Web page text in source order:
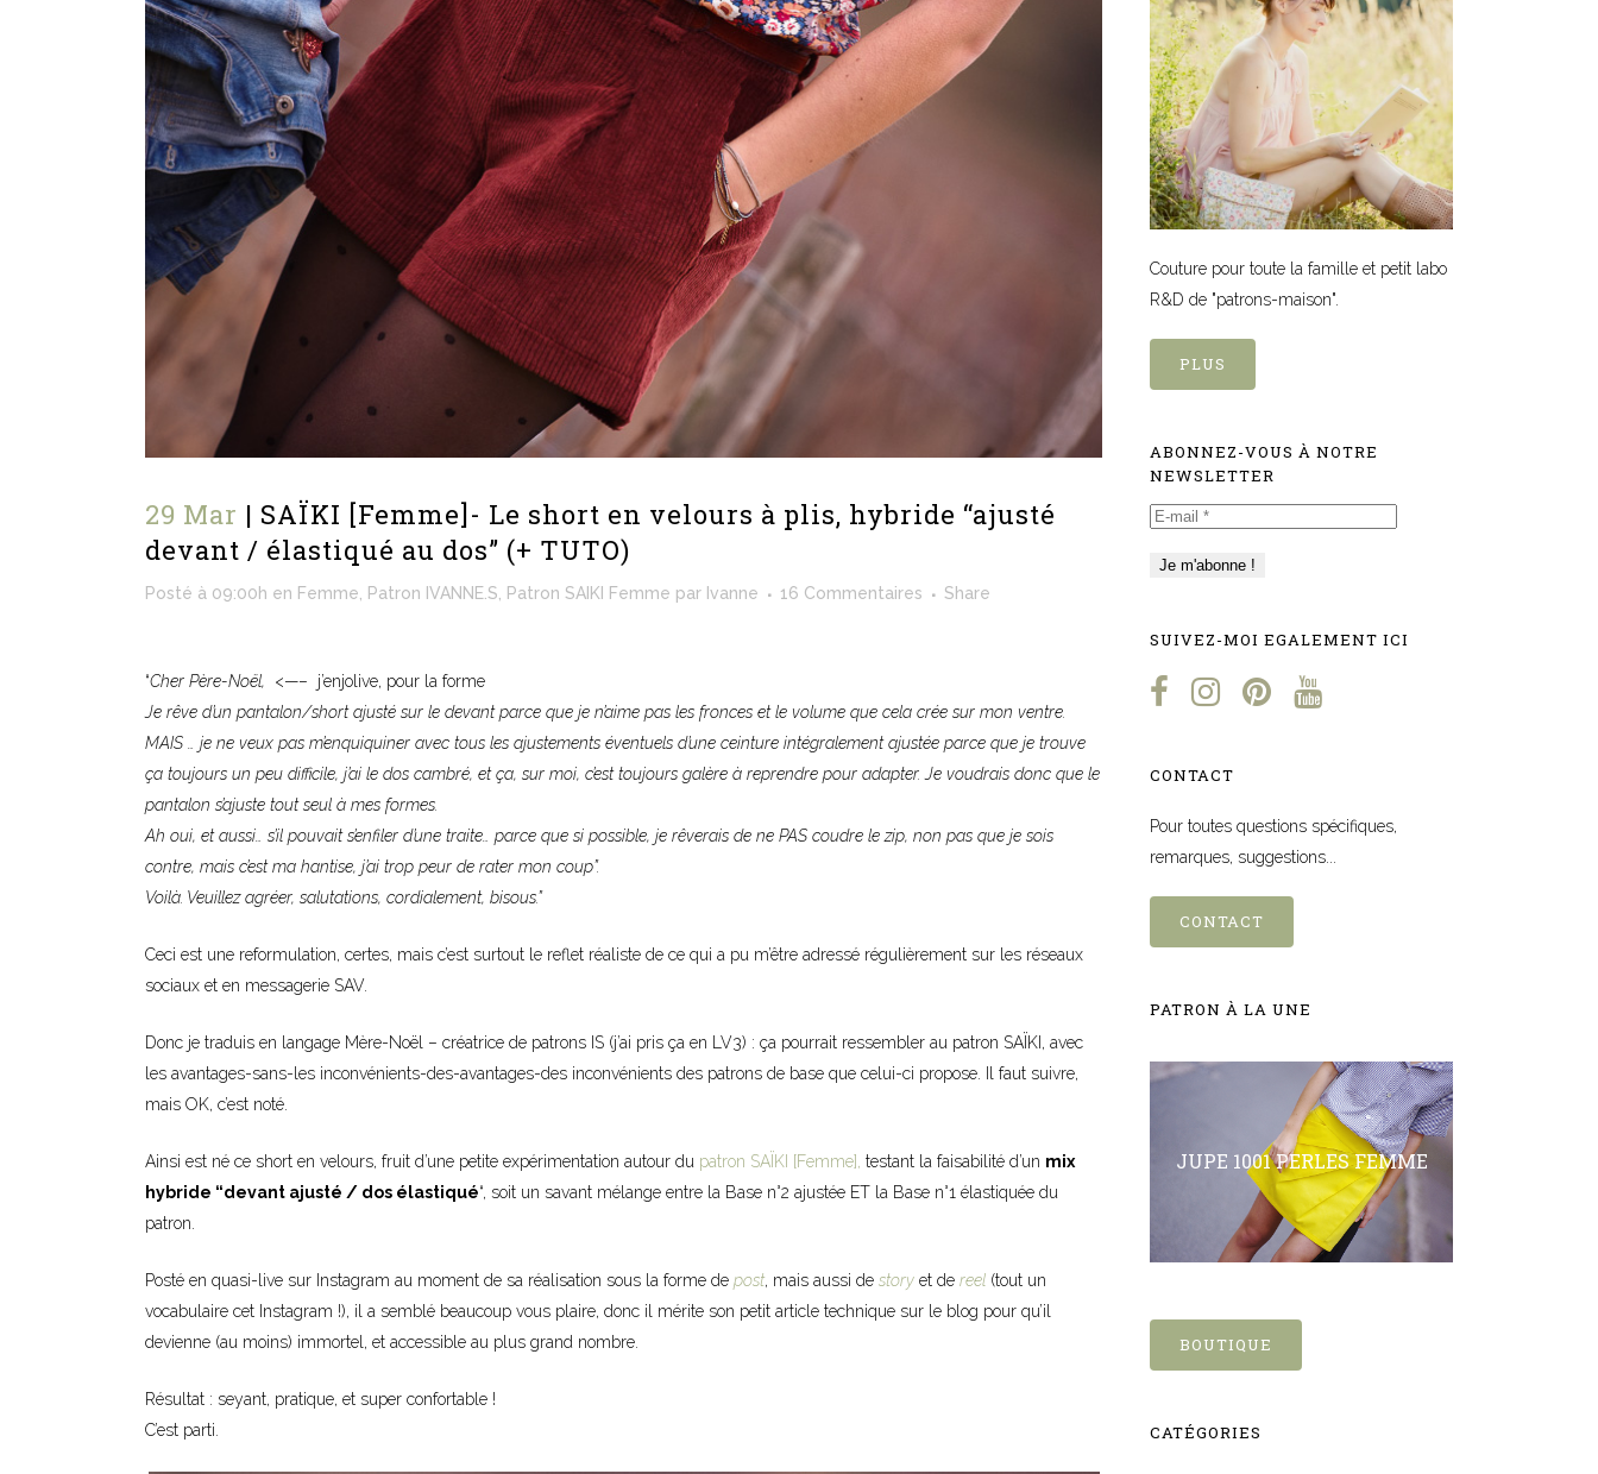
29 Mar | SAÏKI [Femme]- Le short en velours à plis, hybride “ajusté
devant / élastiqué au dos” (+ TUTO)
Posté à 09:00h en Femme, Patron IVANNE.S, Patron SAIKI Femme par Ivanne 16 Commentaires Share
“Cher Père-Noël,
<—– j’enjolive, pour la forme
Je rêve d’un pantalon/short ajusté sur le devant parce que je n’aime pas les fronces et le volume que cela crée sur mon ventre.
MAIS … je ne veux pas m’enquiquiner avec tous les ajustements éventuels d’une ceinture intégralement ajustée parce que je trouve
ça toujours un peu difficile, j’ai le dos cambré, et ça, sur moi, c’est toujours galère à reprendre pour adapter.Je voudrais donc que le
pantalon s’ajuste tout seul à mes formes.
Ah oui, etaussi… s’il pouvait s’enfiler d’une traite… parce que si possible, je rêverais de ne PAS coudre le zip, non pas que je sois
contre, mais c’est ma hantise, j’ai trop peur de rater mon coup”.
Voilà. Veuillez agréer, salutations, cordialement, bisous.”
Ceci est une reformulation, certes, mais c’est surtout le reflet réaliste de ce qui a pu m’être adressé régulièrement sur les réseaux
sociaux et en messagerie SAV.
Donc je traduis en langage Mère-Noël – créatrice de patrons IS (j’ai pris ça en LV3) : ça pourrait ressembler au patron SAÏKI, avec
les avantages-sans-les inconvénients-des-avantages-des inconvénients des patrons de base que celui-ci propose. Il faut suivre,
mais OK, c’est noté.
Ainsi est né ce short en velours, fruit d’une petite expérimentation autour du patron SAÏKI [Femme], testant la faisabilité d’un mix
hybride “devant ajusté / dos élastiqué“, soit un savant mélange entre la Base n°2 ajustée ET la Base n°1 élastiquée du
patron.
Posté en quasi-live sur Instagram au moment de sa réalisation sous la forme de post, mais aussi de story et de reel (tout un
vocabulaire cet Instagram !), il a semblé beaucoup vous plaire, donc il mérite son petit article technique sur le blog pour qu’il
devienne (au moins) immortel, et accessible au plus grand nombre.
Résultat : seyant, pratique, et super confortable !
C’est parti.
Couture pour toute la famille et petit labo
R&D de "patrons-maison".
PLUS
ABONNEZ-VOUS À NOTRE
NEWSLETTER
E-
SUIVEZ-MOI EGALEMENT ICI
CONTACT
Pour toutes questions spécifiques,
remarques, suggestions...
CONTACT
PATRON À LA UNE
JUPE 1001 PERLES FEMME
BOUTIQUE
CATÉGORIES